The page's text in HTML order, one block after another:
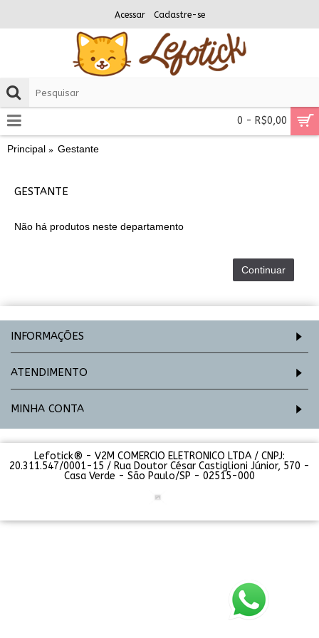
Acessar Cadastre-se
0 - R$0,00
Principal Gestante
GESTANTE
Não há produtos neste departamento
Continuar
INFORMAÇÕES
ATENDIMENTO
MINHA CONTA
Lefotick® - V2M COMERCIO ELETRONICO LTDA / CNPJ:
20.311.547/0001-15 / Rua Doutor César Castiglioni Júnior, 570 -
Casa Verde - São Paulo/SP - 02515-000